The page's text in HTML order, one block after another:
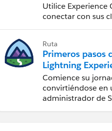
Utilice Experience
conectar con sus
Ruta
Primeros pasos
Lightning
Comience su
convirtiéndose en
administrador de